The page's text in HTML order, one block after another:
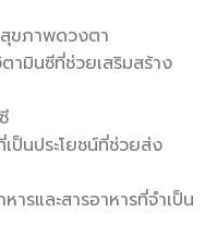
ขภาพดวงตา
ามินซีที่ช่วยเสริมสร้าง
ป็นประโยชน์ที่ช่วยส่ง
รและสารอาหารที่จำเป็น